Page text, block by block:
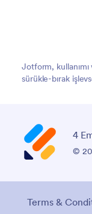
Jotform,
sürükle-bırak
4
©
Şartlar ve